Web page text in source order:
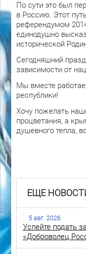
По сути это был
в Россию. Этот
референдумом
единодушно
исторической
Сегодняшний
зависимости от
Мы вместе
республики!
Хочу пожелать
процветания, а
душевного тепла,
ЕЩЕ
5 авг. 2026
Успейте подать
«Доброволец